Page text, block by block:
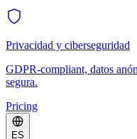
Privacidad y ciberseguridad
GDPR-compliant, datos
segura.
Pricing
ES